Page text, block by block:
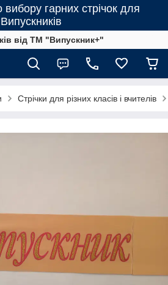
гарних стрічок для
Випускників
від ТМ "Випускник+"
Стрічки для різних класів і вчителів